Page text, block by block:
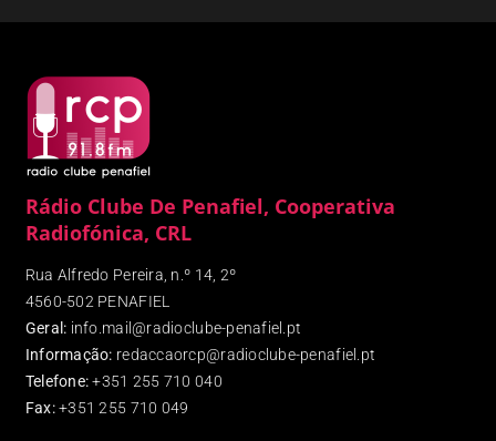
Rádio Clube De Penafiel, Cooperativa
Radiofónica, CRL
Rua Alfredo Pereira, n.º 14, 2º
4560-502 PENAFIEL
Geral: info.mail@radioclube-penafiel.pt
Informação: redaccaorcp@radioclube-penafiel.pt
Telefone: +351 255 710 040
Fax:+351 255 710 049